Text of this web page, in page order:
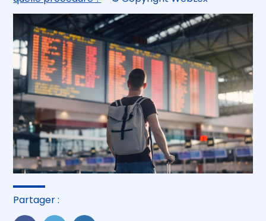
Partager :